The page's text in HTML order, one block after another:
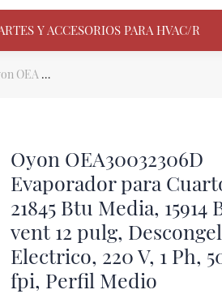
Y ACCESORIOS PARA HVAC/R
OEA
Oyon OEA30032306D
Evaporador para
21845 Btu Media, 15914
vent 12 pulg,
Electrico, 220 V, 1 Ph,
fpi, Perfil Medio